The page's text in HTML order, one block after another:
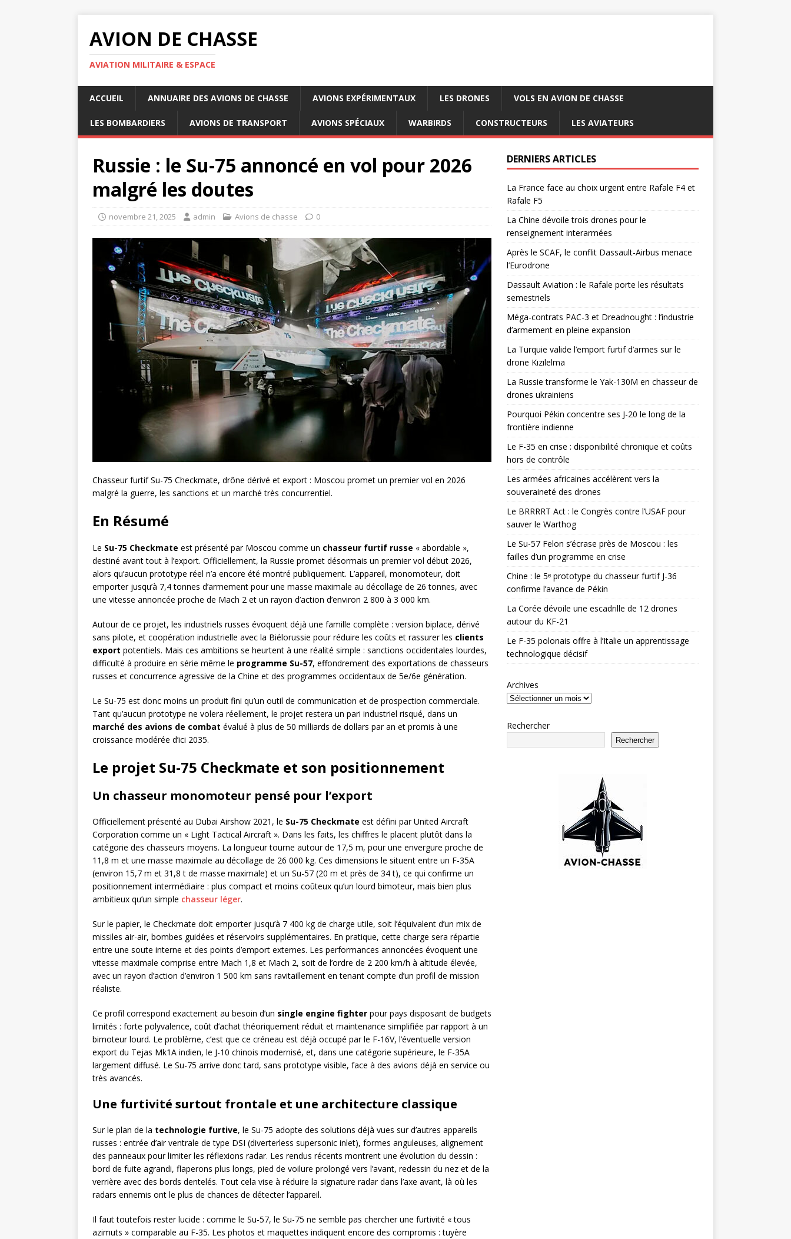
AVION DE CHASSE
AVIATION MILITAIRE & ESPACE
ACCUEIL ANNUAIRE DES AVIONS DE CHASSE AVIONS EXPÉRIMENTAUX LES DRONES VOLS EN AVION DE CHASSE
LES BOMBARDIERS AVIONS DE TRANSPORT AVIONS SPÉCIAUX WARBIRDS CONSTRUCTEURS LES AVIATEURS
Russie : le Su-75 annoncé en vol pour 2026
malgré les doutes
novembre 21, 2025 admin Avions de chasse 0
Chasseur furtif Su-75 Checkmate, drône dérivé et export : Moscou promet un premier vol en 2026
malgré la guerre, les sanctions et un marché très concurrentiel.
En Résumé
Le Su-75 Checkmate est présenté par Moscou comme un chasseur furtif russe « abordable »,
destiné avant tout à l’export. Officiellement, la Russie promet désormais un premier vol début 2026,
alors qu’aucun prototype réel n’a encore été montré publiquement. L’appareil, monomoteur, doit
emporter jusqu’à 7,4 tonnes d’armement pour une masse maximale au décollage de 26 tonnes, avec
une vitesse annoncée proche de Mach 2 et un rayon d’action d’environ 2 800 à 3 000 km.
Autour de ce projet, les industriels russes évoquent déjà une famille complète : version biplace, dérivé
sans pilote, et coopération industrielle avec la Biélorussie pour réduire les coûts et rassurer les clients
export potentiels. Mais ces ambitions se heurtent à une réalité simple : sanctions occidentales lourdes,
difficulté à produire en série même le programme Su-57, effondrement des exportations de chasseurs
russes et concurrence agressive de la Chine et des programmes occidentaux de 5e/6e génération.
Le Su-75 est donc moins un produit fini qu’un outil de communication et de prospection commerciale.
Tant qu’aucun prototype ne volera réellement, le projet restera un pari industriel risqué, dans un
marché des avions de combat évalué à plus de 50 milliards de dollars par an et promis à une
croissance modérée d’ici 2035.
Le projet Su-75 Checkmate et son positionnement
Un chasseur monomoteur pensé pour l’export
Officiellement présenté au Dubai Airshow 2021, le Su-75 Checkmate est défini par United Aircraft
Corporation comme un « Light Tactical Aircraft ». Dans les faits, les chiffres le placent plutôt dans la
catégorie des chasseurs moyens. La longueur tourne autour de 17,5 m, pour une envergure proche de
11,8 m et une masse maximale au décollage de 26 000 kg. Ces dimensions le situent entre un F-35A
(environ 15,7 m et 31,8 t de masse maximale) et un Su-57 (20 m et près de 34 t), ce qui confirme un
positionnement intermédiaire : plus compact et moins coûteux qu’un lourd bimoteur, mais bien plus
ambitieux qu’un simple chasseur léger.
Sur le papier, le Checkmate doit emporter jusqu’à 7 400 kg de charge utile, soit l’équivalent d’un mix de
missiles air-air, bombes guidées et réservoirs supplémentaires. En pratique, cette charge sera répartie
entre une soute interne et des points d’emport externes. Les performances annoncées évoquent une
vitesse maximale comprise entre Mach 1,8 et Mach 2, soit de l’ordre de 2 200 km/h à altitude élevée,
avec un rayon d’action d’environ 1 500 km sans ravitaillement en tenant compte d’un profil de mission
réaliste.
Ce profil correspond exactement au besoin d’un single engine fighter pour pays disposant de budgets
limités : forte polyvalence, coût d’achat théoriquement réduit et maintenance simplifiée par rapport à un
bimoteur lourd. Le problème, c’est que ce créneau est déjà occupé par le F-16V, l’éventuelle version
export du Tejas Mk1A indien, le J-10 chinois modernisé, et, dans une catégorie supérieure, le F-35A
largement diffusé. Le Su-75 arrive donc tard, sans prototype visible, face à des avions déjà en service ou
très avancés.
Une furtivité surtout frontale et une architecture classique
Sur le plan de la technologie furtive, le Su-75 adopte des solutions déjà vues sur d’autres appareils
russes : entrée d’air ventrale de type DSI (diverterless supersonic inlet), formes anguleuses, alignement
des panneaux pour limiter les réflexions radar. Les rendus récents montrent une évolution du dessin :
bord de fuite agrandi, flaperons plus longs, pied de voilure prolongé vers l’avant, redessin du nez et de la
verrière avec des bords dentelés. Tout cela vise à réduire la signature radar dans l’axe avant, là où les
radars ennemis ont le plus de chances de détecter l’appareil.
Il faut toutefois rester lucide : comme le Su-57, le Su-75 ne semble pas chercher une furtivité « tous
azimuts » comparable au F-35. Les photos et maquettes indiquent encore des compromis : tuyère
DERNIERS ARTICLES
La France face au choix urgent entre Rafale F4 et
Rafale F5
La Chine dévoile trois drones pour le
renseignement interarmées
Après le SCAF, le conflit Dassault-Airbus menace
l’Eurodrone
Dassault Aviation : le Rafale porte les résultats
semestriels
Méga-contrats PAC-3 et Dreadnought : l’industrie
d’armement en pleine expansion
La Turquie valide l’emport furtif d’armes sur le
drone Kızılelma
La Russie transforme le Yak-130M en chasseur de
drones ukrainiens
Pourquoi Pékin concentre ses J-20 le long de la
frontière indienne
Le F-35 en crise : disponibilité chronique et coûts
hors de contrôle
Les armées africaines accélèrent vers la
souveraineté des drones
Le BRRRRT Act : le Congrès contre l’USAF pour
sauver le Warthog
Le Su-57 Felon s’écrase près de Moscou : les
failles d’un programme en crise
Chine : le 5ᵉ prototype du chasseur furtif J-36
confirme l’avance de Pékin
La Corée dévoile une escadrille de 12 drones
autour du KF-21
Le F-35 polonais offre à l’Italie un apprentissage
technologique décisif
Archives
Rechercher
Rechercher